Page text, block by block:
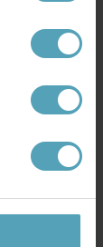
PRISMATCH